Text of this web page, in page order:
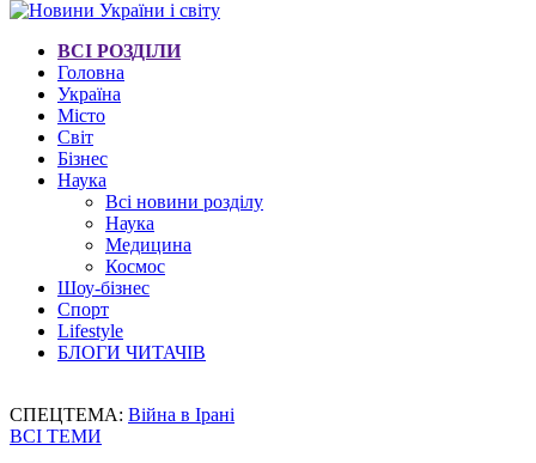
ВСІ РОЗДІЛИ
Головна
Україна
Місто
Світ
Бізнес
Наука
Всі новини розділу
Наука
Медицина
Космос
Шоу-бізнес
Спорт
Lifestyle
БЛОГИ ЧИТАЧІВ
СПЕЦТЕМА: Війна в Ірані
ВСІ ТЕМИ